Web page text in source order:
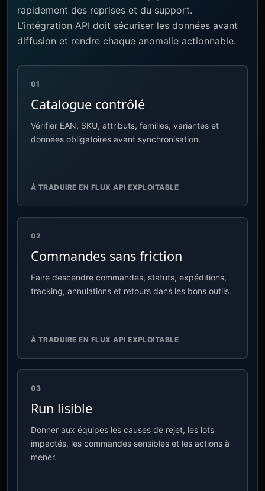
rapidement des reprises et du support.
L’intégration API doit sécuriser les données avant
diffusion et rendre chaque anomalie actionnable.
01
Catalogue contrôlé
Vérifier EAN, SKU, attributs, familles, variantes et
données obligatoires avant synchronisation.
À TRADUIRE EN FLUX API EXPLOITABLE
02
Commandes sans friction
Faire descendre commandes, statuts, expéditions,
tracking, annulations et retours dans les bons outils.
À TRADUIRE EN FLUX API EXPLOITABLE
03
Run lisible
Donner aux équipes les causes de rejet, les lots
impactés, les commandes sensibles et les actions à
mener.